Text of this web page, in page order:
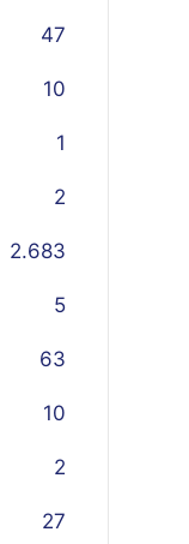
47
10
1
2
2.683
5
63
10
2
27